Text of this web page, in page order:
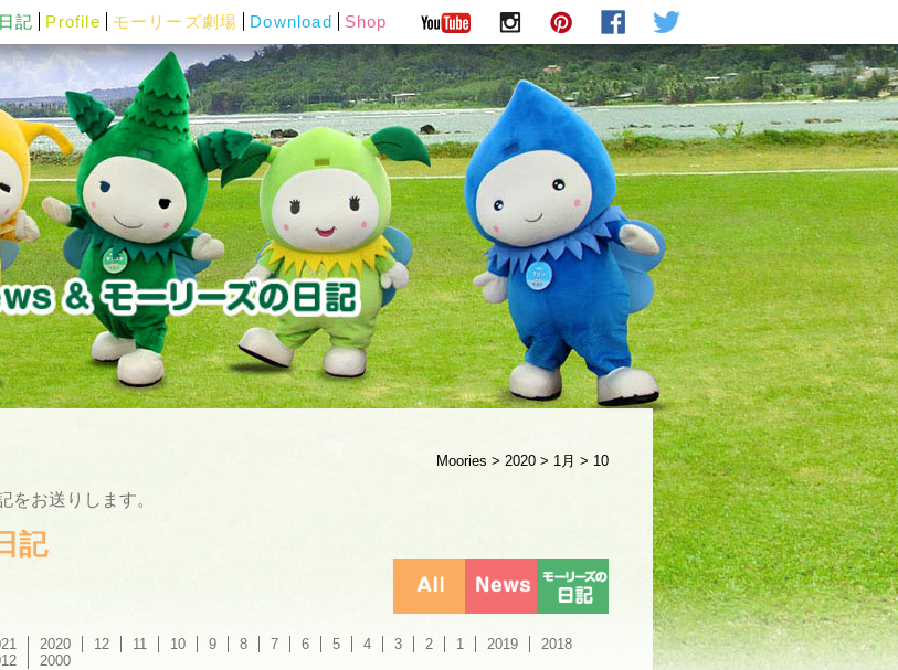
記 Profile モーリーズ劇場 Download Shop
Moories > 2020 > 1月 > 10
をお送りします。
記
2020 12 11 10 9 8 7 6 5 4 3 2 1 2019
2018
2000